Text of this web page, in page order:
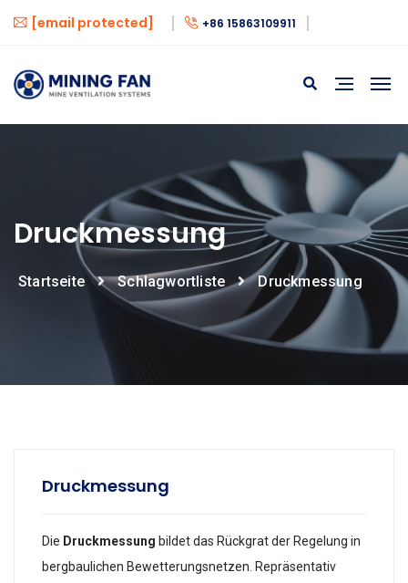
[email protected] +86 15863109911
Druckmessung
Startseite Schlagwortliste Druckmessung
Druckmessung
Die Druckmessung bildet das Rückgrat der Regelung in
bergbaulichen Bewetterungsnetzen. Repräsentativ